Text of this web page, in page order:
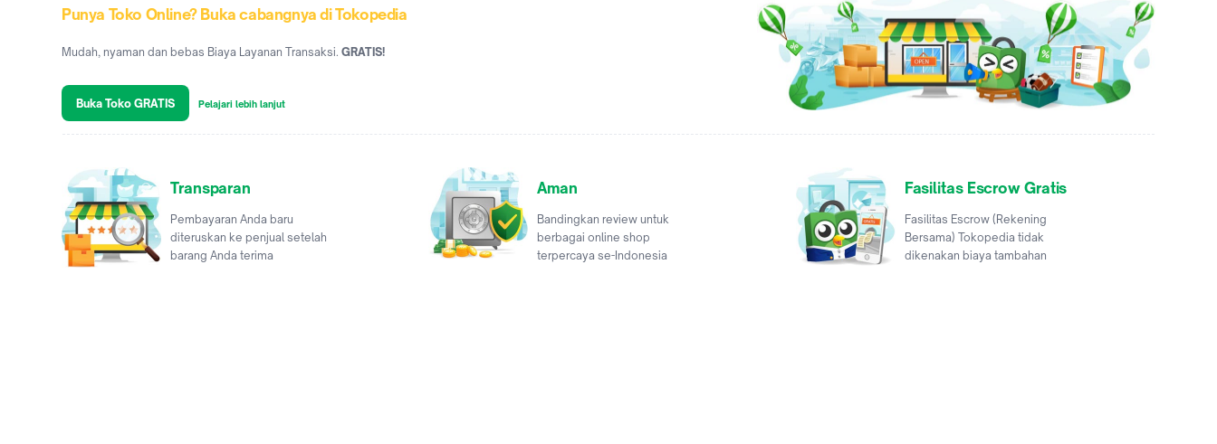
Punya Toko Online? Buka cabangnya di Tokopedia
Mudah, nyaman dan bebas Biaya Layanan Transaksi. GRATIS!
Buka Toko GRATIS Pelajari lebih lanjut
Transparan
Pembayaran Anda baru
diteruskan ke penjual setelah
barang Anda terima
Aman
Bandingkan review untuk
berbagai online shop
terpercaya se-Indonesia
Fasilitas Escrow Gratis
Fasilitas Escrow (Rekening
Bersama) Tokopedia tidak
dikenakan biaya tambahan